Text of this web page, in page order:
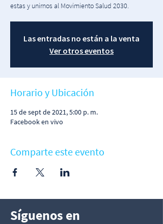
estas y unirnos al Movimiento Salud 2030.
Las entradas no están a la venta
Ver otros eventos
Horario y Ubicación
15 de sept de 2021, 5:00 p. m.
Facebook en vivo
Comparte este evento
Síguenos en